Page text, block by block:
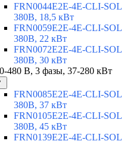
FRN0044E2E-4E-CLI-SOL
380В, 18,5 кВт
FRN0059E2E-4E-CLI-SOL
380В, 22 кВт
FRN0072E2E-4E-CLI-SOL
380В, 30 кВт
480 В, 3 фазы, 37-280 кВт
FRN0085E2E-4E-CLI-SOL
380В, 37 кВт
FRN0105E2E-4E-CLI-SOL
380В, 45 кВт
FRN0139E2E-4E-CLI-SOL